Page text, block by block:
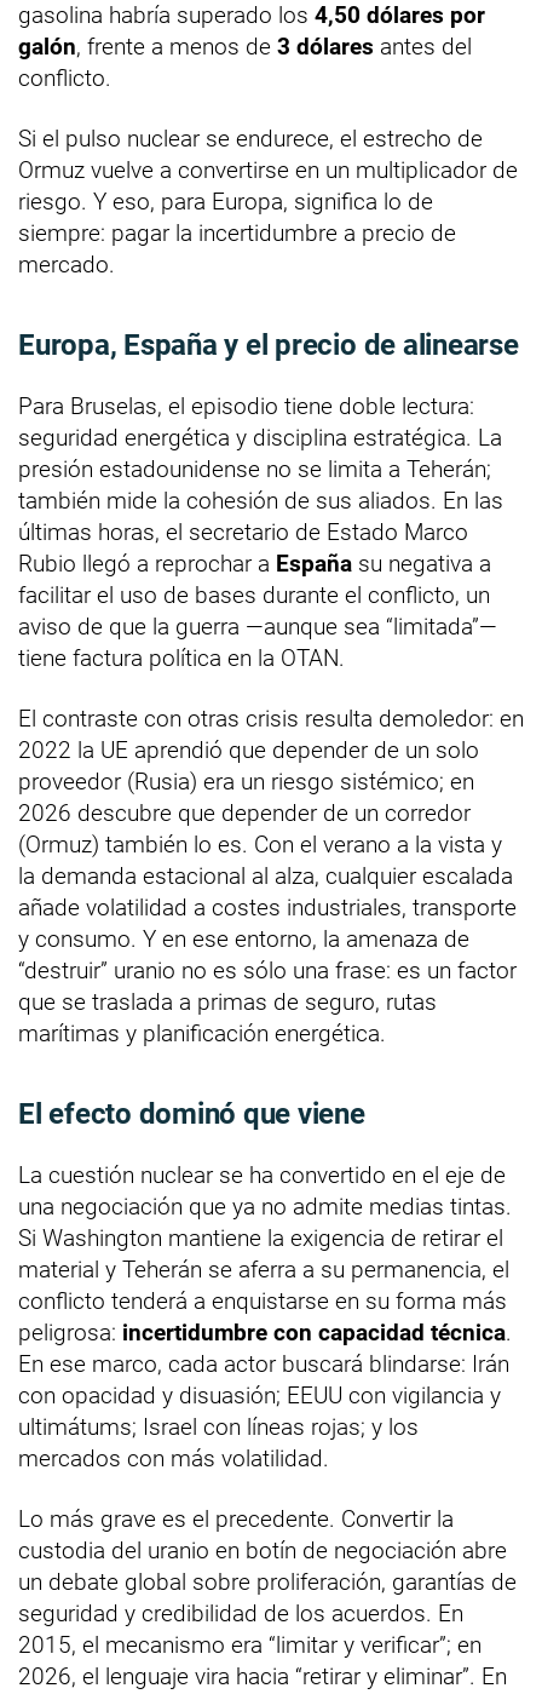
gasolina habría superado los 4,50 dólares por
galón, frente a menos de 3 dólares antes del
conflicto.
Si el pulso nuclear se endurece, el estrecho de
Ormuz vuelve a convertirse en un multiplicador de
riesgo. Y eso, para Europa, significa lo de
siempre: pagar la incertidumbre a precio de
mercado.
Europa, España y el precio de alinearse
Para Bruselas, el episodio tiene doble lectura:
seguridad energética y disciplina estratégica. La
presión estadounidense no se limita a Teherán;
también mide la cohesión de sus aliados. En las
últimas horas, el secretario de Estado Marco
Rubio llegó a reprochar a España su negativa a
facilitar el uso de bases durante el conflicto, un
aviso de que la guerra —aunque sea “limitada”—
tiene factura política en la OTAN.
El contraste con otras crisis resulta demoledor: en
2022 la UE aprendió que depender de un solo
proveedor (Rusia) era un riesgo sistémico; en
2026 descubre que depender de un corredor
(Ormuz) también lo es. Con el verano a la vista y
la demanda estacional al alza, cualquier escalada
añade volatilidad a costes industriales, transporte
y consumo. Y en ese entorno, la amenaza de
“destruir” uranio no es sólo una frase: es un factor
que se traslada a primas de seguro, rutas
marítimas y planificación energética.
El efecto dominó que viene
La cuestión nuclear se ha convertido en el eje de
una negociación que ya no admite medias tintas.
Si Washington mantiene la exigencia de retirar el
material y Teherán se aferra a su permanencia, el
conflicto tenderá a enquistarse en su forma más
peligrosa: incertidumbre con capacidad técnica.
En ese marco, cada actor buscará blindarse: Irán
con opacidad y disuasión; EEUU con vigilancia y
ultimátums; Israel con líneas rojas; y los
mercados con más volatilidad.
Lo más grave es el precedente. Convertir la
custodia del uranio en botín de negociación abre
un debate global sobre proliferación, garantías de
seguridad y credibilidad de los acuerdos. En
2015, el mecanismo era “limitar y verificar”; en
2026, el lenguaje vira hacia “retirar y eliminar”. En